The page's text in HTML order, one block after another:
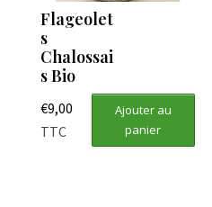
Flageolet
s
Chalossai
s Bio
€9,00
TTC
Ajouter au
panier